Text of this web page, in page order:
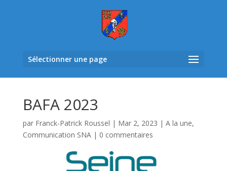
Sélectionner une page
BAFA 2023
par Franck-Patrick Roussel | Mar 2, 2023 | A la une,
Communication SNA| 0 commentaires